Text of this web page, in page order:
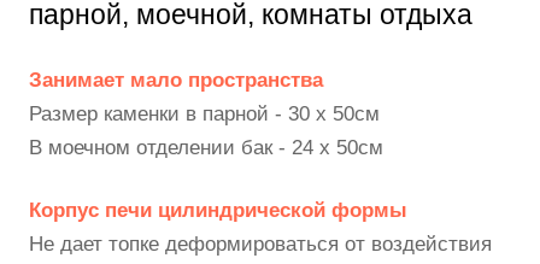
парной, моечной, комнаты отдыха
Занимает мало пространства
Размер каменки в парной - 30 х 50см
В моечном отделении бак - 24 х 50см
Корпус печи цилиндрической формы
Не дает топке деформироваться от воздействия